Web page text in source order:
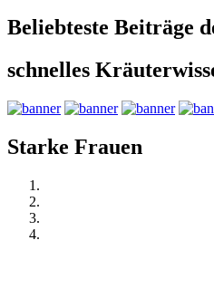
Beliebteste Beiträge
schnelles
Starke Frauen